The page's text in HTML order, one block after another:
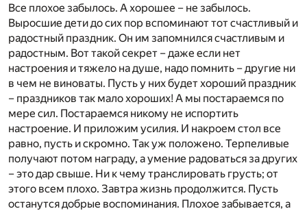
Все плохое забылось. А хорошее – не забылось.
Выросшие дети до сих пор вспоминают тот счастливый и
радостный праздник. Он им запомнился счастливым и
радостным. Вот такой секрет – даже если нет
настроения и тяжело на душе, надо помнить – другие ни
в чем не виноваты. Пусть у них будет хороший праздник
– праздников так мало хороших! А мы постараемся по
мере сил. Постараемся никому не испортить
настроение. И приложим усилия. И накроем стол все
равно, пусть и скромно. Так уж положено. Терпеливые
получают потом награду, а умение радоваться за других
– это дар свыше. Ни к чему транслировать грусть; от
этого всем плохо. Завтра жизнь продолжится. Пусть
останутся добрые воспоминания. Плохое забывается, а